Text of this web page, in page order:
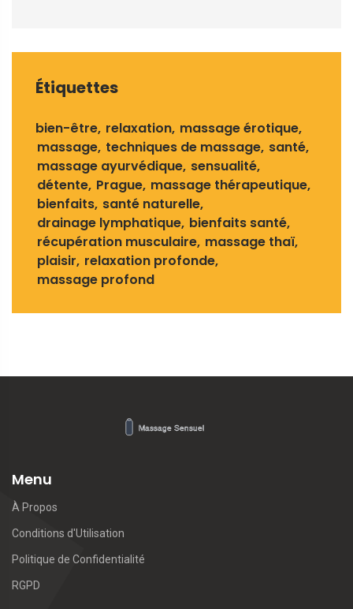
Étiquettes
bien-être relaxation massage érotique
massage techniques de massage santé
massage ayurvédique sensualité
détente Prague massage thérapeutique
bienfaits santé naturelle
drainage lymphatique bienfaits santé
récupération musculaire massage thaï
plaisir relaxation profonde
massage profond
Menu
À Propos
Conditions d'Utilisation
Politique de Confidentialité
RGPD